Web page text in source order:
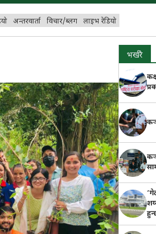
अन्तरवार्ता विचार/ब्लग लाइभ रेडियो
भर्खरै